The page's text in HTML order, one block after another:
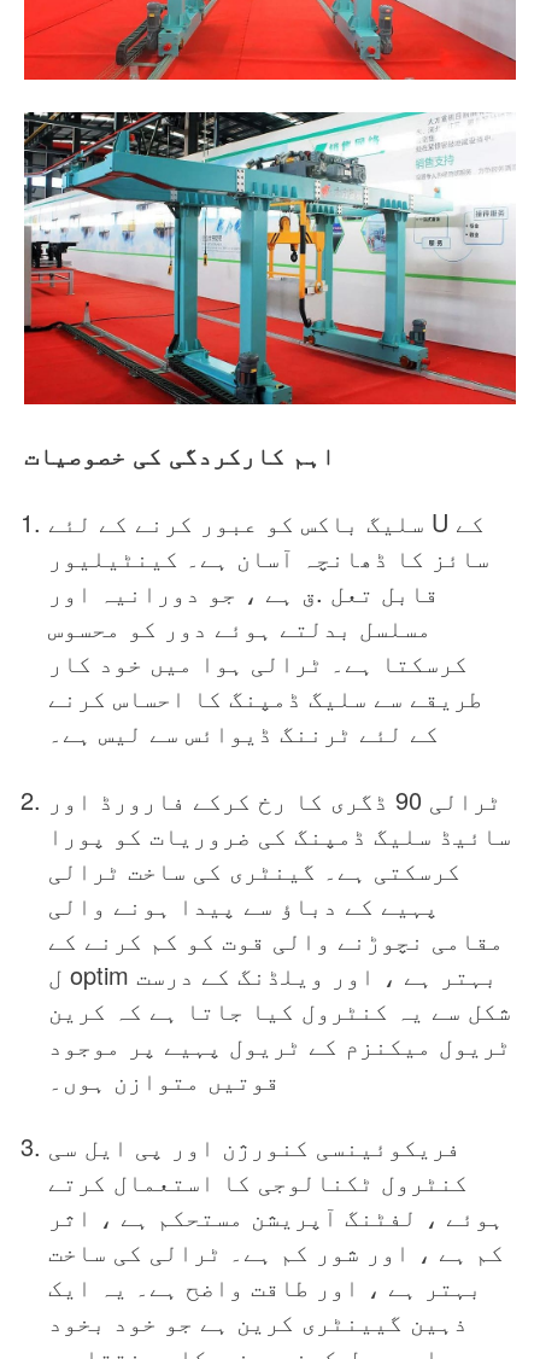
اہم کارکردگی کی خصوصیات
سلیگ باکس کو عبور کرنے کے لئے U کے
سائز کا ڈھانچہ آسان ہے۔ کینٹیلیور
قابل تعل .ق ہے ، جو دورانیہ اور
مسلسل بدلتے ہوئے دور کو محسوس
کرسکتا ہے۔ ٹرالی ہوا میں خود کار
طریقے سے سلیگ ڈمپنگ کا احساس کرنے
کے لئے ٹرننگ ڈیوائس سے لیس ہے۔
ٹرالی 90 ڈگری کا رخ کرکے فارورڈ اور
سائیڈ سلیگ ڈمپنگ کی ضروریات کو پورا
کرسکتی ہے۔ گینٹری کی ساخت ٹرالی
پہیے کے دباؤ سے پیدا ہونے والی
مقامی نچوڑنے والی قوت کو کم کرنے کے
ل optim بہتر ہے ، اور ویلڈنگ کے درست
شکل سے یہ کنٹرول کیا جاتا ہے کہ کرین
ٹریول میکنزم کے ٹریول پہیے پر موجود
قوتیں متوازن ہوں۔
فریکوئینسی کنورژن اور پی ایل سی
کنٹرول ٹکنالوجی کا استعمال کرتے
ہوئے ، لفٹنگ آپریشن مستحکم ہے ، اثر
کم ہے ، اور شور کم ہے۔ ٹرالی کی ساخت
بہتر ہے ، اور طاقت واضح ہے۔ یہ ایک
ذہین گیینٹری کرین ہے جو خود بخود